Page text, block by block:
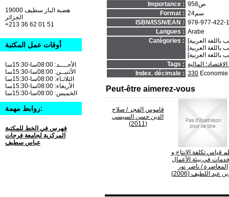
Importance :
958ص
Format :
24سم
ISBN/ISSN/EAN : 978-977-422-
Langues : Arabe
Catégories :
Tags : الاقتصاد؛ المالية
Index. décimale : 330 Economie
Peut-être aimerez-vous
قاموس الفجر / صلاح
الدين حسن السيسي
(2011)
قياس تكلفة الإنتاج و
في بيئة الأعمال
المعاصرة/ ناصر نور
عبد اللطيف (2006)
19000 هضبة الباز سطيف
+213 36 62 01 51
أوقات عمل المكتبة
الأحــــد: 08:00سا-15:30سا
الأثنيــن: 08:00سا-15:30سا
الثلاثـاء: 08:00سا-15:30سا
الأربعاء: 08:00سا-15:30سا
الخميس: 08:00سا-15:30سا
روابط مهمة:
فهرس في الخط للمكتبة
المركزية لجامعة فرحات
عباس سطيف